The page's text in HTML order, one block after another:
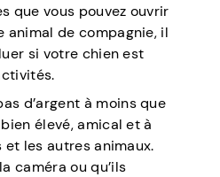
que vous pouvez ouvrir
animal de compagnie, il
si votre chien est
d’argent à moins que
élevé, amical et à
et les autres animaux.
caméra ou qu’ils